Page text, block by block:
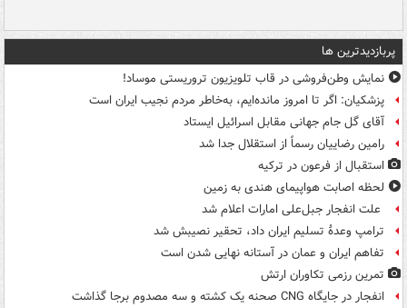
پربازدیدترین ها
نمایش وطن‌فروشی در قاب تلویزیون تروریستی موساد!
پزشکیان: اگر تا امروز مانده‌ایم، به‌خاطر مردم نجیب ایران است
آقای گل جام جهانی مقابل اسرائیل ایستاد
رامین رضاییان رسماً از استقلال جدا شد
استقبال از فرعون در ترکیه
لحظه اصابت هواپیمای هندی به زمین
علت انفجار جبل‌علی امارات اعلام شد
ترامپ وعدۀ تسلیم ایران داد، تحقیر نصیبش شد
تفاهم ایران و عمان در آستانه نهایی شدن است
تمرین رزمی تکاوران ارتش
انفجار در جایگاه CNG صحنه یک کشته و سه مصدوم برجا گذاشت